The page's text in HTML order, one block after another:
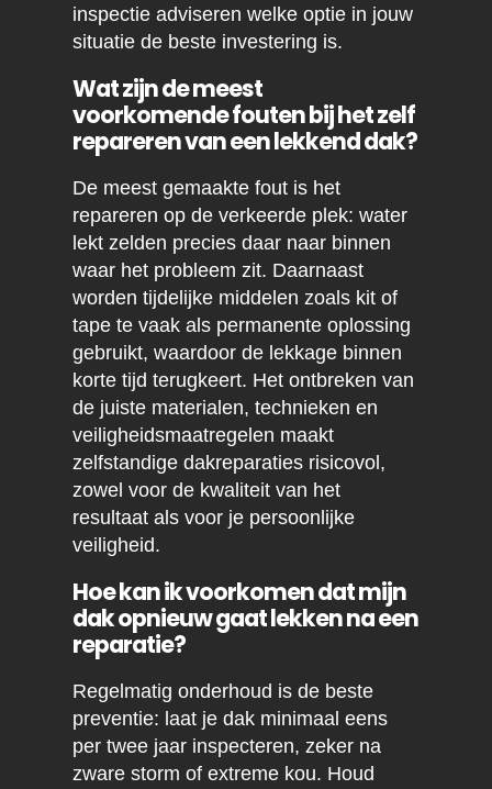
inspectie adviseren welke optie in jouw
situatie de beste investering is.
Wat zijn de meest
voorkomende fouten bij het zelf
repareren van een lekkend dak?
De meest gemaakte fout is het
repareren op de verkeerde plek: water
lekt zelden precies daar naar binnen
waar het probleem zit. Daarnaast
worden tijdelijke middelen zoals kit of
tape te vaak als permanente oplossing
gebruikt, waardoor de lekkage binnen
korte tijd terugkeert. Het ontbreken van
de juiste materialen, technieken en
veiligheidsmaatregelen maakt
zelfstandige dakreparaties risicovol,
zowel voor de kwaliteit van het
resultaat als voor je persoonlijke
veiligheid.
Hoe kan ik voorkomen dat mijn
dak opnieuw gaat lekken na een
reparatie?
Regelmatig onderhoud is de beste
preventie: laat je dak minimaal eens
per twee jaar inspecteren, zeker na
zware storm of extreme kou. Houd